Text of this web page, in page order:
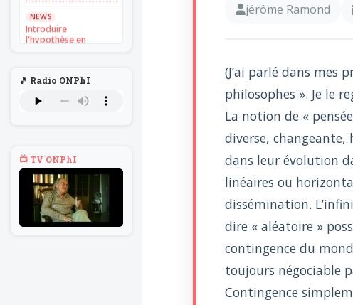
jérôme Ramond
(J’ai parlé dans mes
philosophes ». Je le
La notion de «
diverse, changeante,
dans leur évolution
linéaires ou
dissémination.
dire « aléatoire »
contingence du
toujours négociable
Contingence
NEWS
Introduire
l'hypothèse en
philosophie
Voltaire aurait mis ça
Théorie du
navigateur solitaire
MEMBERS
L'Un au rien
NEWS
🎵 Radio ONPhI
📺 TV ONPhI